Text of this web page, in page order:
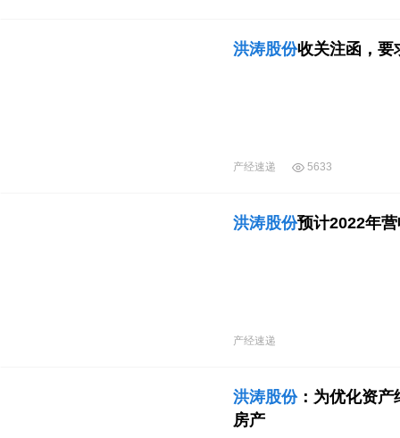
洪涛股份收关注函，要
产经速递 5633
洪涛股份预计2022年
产经速递
洪涛股份：为优化资产
房产